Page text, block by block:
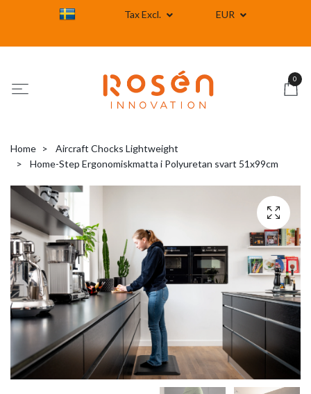
Tax Excl. EUR
0
Home
Aircraft Chocks Lightweight
Home-Step Ergonomiskmatta i Polyuretan svart 51x99cm